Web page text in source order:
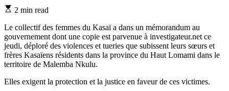
Estimated
time
2 min read
Le collectif des femmes du Kasaï a dans un mémorandum au
gouvernement dont une copie est parvenue à investigateur.net ce
jeudi, déploré des violences et tueries que subissent leurs sœurs et
frères Kasaïens résidents dans la province du Haut Lomami dans le
territoire de Malemba Nkulu.
Elles exigent la protection et la justice en faveur de ces victimes.